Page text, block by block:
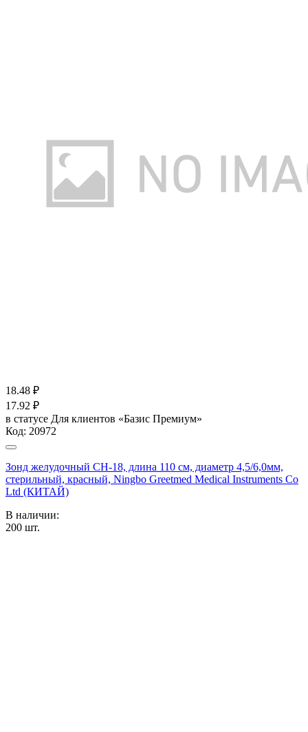
18.48 ₽
17.92 ₽
в статусе Для клиентов «Базис Премиум»
Код: 20972
Зонд желудочный CH-18, длина 110 см, диаметр 4,5/6,0мм,
стерильный, красный, Ningbo Greetmed Medical Instruments Co
Ltd (КИТАЙ)
В наличии:
200 шт.